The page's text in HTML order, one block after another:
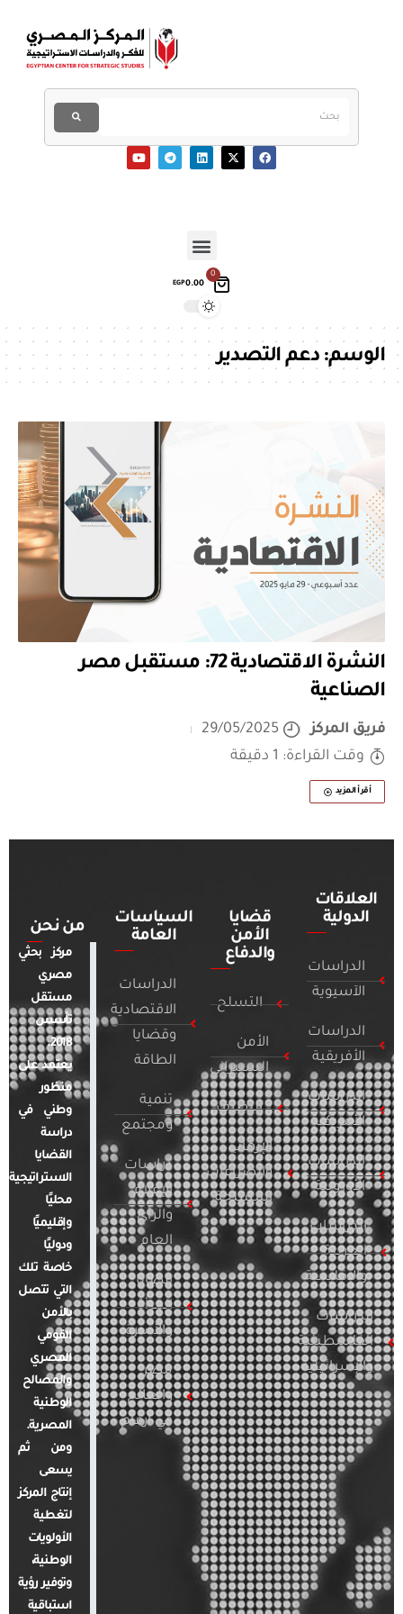
0
EGP0.00
الوسم:دعم التصدير
النشرة الاقتصادية 72: مستقبل مصر
الصناعية
فريق المركز
29/05/2025
وقت القراءة: 1 دقيقة
أقرأ المزيد
العلاقات
الدولية
الدراسات
الآسيوية
الدراسات
الأفريقية
الدراسات
الأمريكية
الدراسات
الأوروبية
الدراسات
العربية
والإقليمية
الدراسات
الفلسطينية
والإسرائيلية
قضايا
الأمن
والدفاع
التسلح
الأمن
السيبراني
التطرف
الإرهاب
والصراعات
المسلحة
السياسات
العامة
الدراسات
الاقتصادية
وقضايا
الطاقة
تنمية
ومجتمع
دراسات
الإعلام
والرأي
العام
قضايا
المرأة
والأسرة
مصر
والعالم
في أرقام
من نحن
مركز بحثي
مصري
مستقل
تأسس
2018.
يعتمد على
منظور
وطني في
دراسة
القضايا
الاستراتيجية
محليًا
وإقليميًا
ودوليًا
خاصة تلك
التي تتصل
بالأمن
القومي
المصري
والمصالح
الوطنية
المصرية.
ومن ثم
يسعى
إنتاج المركز
لتغطية
الأولويات
الوطنية،
وتوفير رؤية
استباقية